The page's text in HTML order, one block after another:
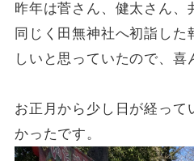
昨年は菅さん、健太さん、
同じく田無神社へ初詣した
しいと思っていたので、喜
お正月から少し日が経って
かったです。